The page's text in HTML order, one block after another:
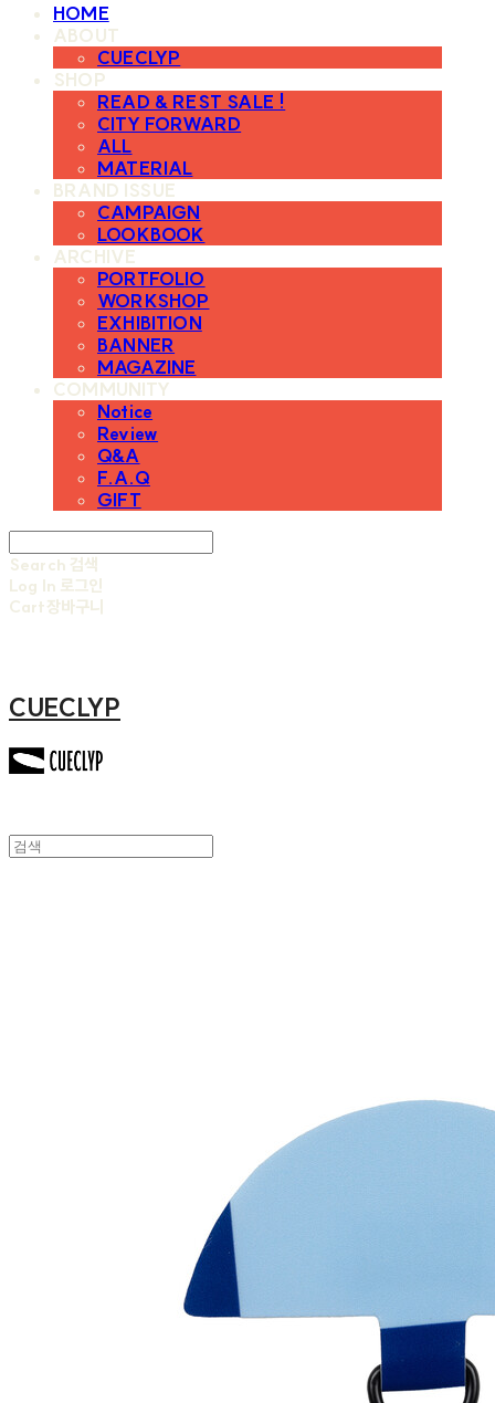
HOME
ABOUT
CUECLYP
SHOP
READ & REST SALE !
CITY FORWARD
ALL
MATERIAL
BRAND ISSUE
CAMPAIGN
LOOKBOOK
ARCHIVE
PORTFOLIO
WORKSHOP
EXHIBITION
BANNER
MAGAZINE
COMMUNITY
Notice
Review
Q&A
F.A.Q
GIFT
Search 검색
Log In 로그인
Cart장바구니
CUECLYP